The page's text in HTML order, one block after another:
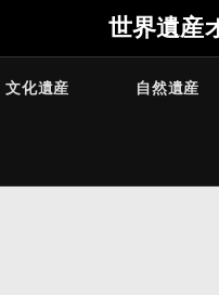
世界遺産
文化遺産 自然遺産